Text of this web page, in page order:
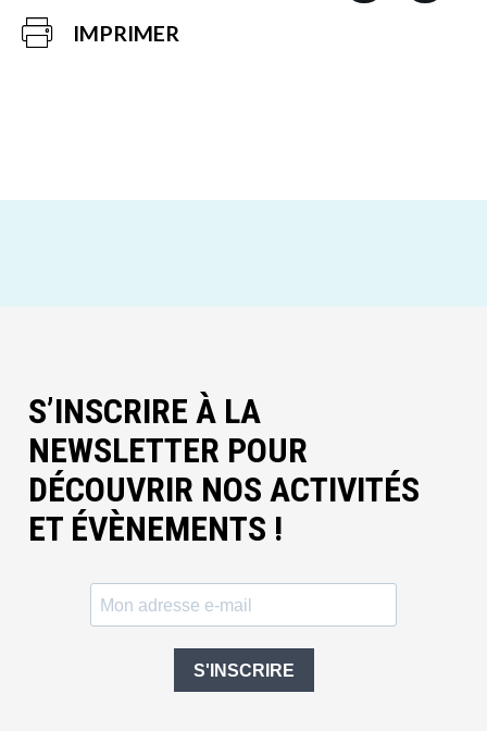
IMPRIMER
S’INSCRIRE À LA
NEWSLETTER POUR
DÉCOUVRIR NOS ACTIVITÉS
ET ÉVÈNEMENTS !
S'INSCRIRE